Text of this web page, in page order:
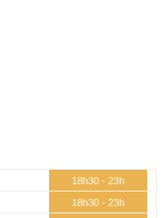
18h30 - 23h
18h30 - 23h